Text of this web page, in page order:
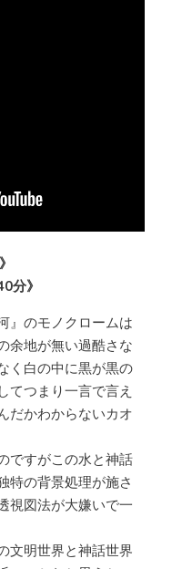
分》
』のモノクロームは
余地が無い過酷さな
く白の中に黒が黒の
てつまり一言で言え
だかわからないカオ
ですがこの水と神話
特の背景処理が施さ
視図法が大嫌いで一
文明世界と神話世界